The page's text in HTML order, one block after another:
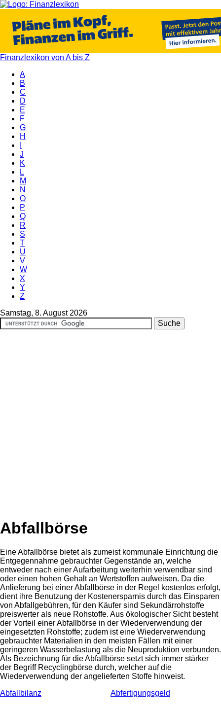
Finanzlexikon von A bis Z
A
B
C
D
E
F
G
H
J
K
L
M
N
O
P
Q
R
S
T
U
V
W
X
Y
Z
Samstag, 8. August 2026
Abfallbörse
Eine Abfallbörse bietet als zumeist kommunale Einrichtung die
Entgegennahme gebrauchter Gegenstände an, welche
entweder nach einer Aufarbeitung weiterhin verwendbar sind
oder einen hohen Gehalt an Wertstoffen aufweisen. Da die
Anlieferung bei einer Abfallbörse in der Regel kostenlos erfolgt,
dient ihre Benutzung der Kostenersparnis durch das Einsparen
von Abfallgebühren, für den Käufer sind Sekundärrohstoffe
preiswerter als neue Rohstoffe. Aus ökologischer Sicht besteht
der Vorteil einer Abfallbörse in der Wiederverwendung der
eingesetzten Rohstoffe; zudem ist eine Wiederverwendung
gebrauchter Materialien in den meisten Fällen mit einer
geringeren Wasserbelastung als die Neuproduktion verbunden.
Als Bezeichnung für die Abfallbörse setzt sich immer stärker
der Begriff Recyclingbörse durch, welcher auf die
Wiederverwendung der angelieferten Stoffe hinweist.
Abfallbilanz
Abfertigungsgeld